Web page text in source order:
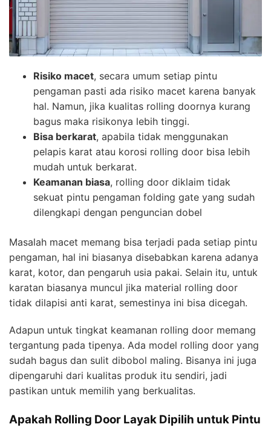
Risiko macet, secara umum setiap pintu
pengaman pasti ada risiko macet karena banyak
hal. Namun, jika kualitas rolling doornya kurang
bagus maka risikonya lebih tinggi.
Bisa berkarat, apabila tidak menggunakan
pelapis karat atau korosi rolling door bisa lebih
mudah untuk berkarat.
Keamanan biasa, rolling door diklaim tidak
sekuat pintu pengaman folding gate yang sudah
dilengkapi dengan penguncian dobel
Masalah macet memang bisa terjadi pada setiap pintu
pengaman, hal ini biasanya disebabkan karena adanya
karat, kotor, dan pengaruh usia pakai. Selain itu, untuk
karatan biasanya muncul jika material rolling door
tidak dilapisi anti karat, semestinya ini bisa dicegah.
Adapun untuk tingkat keamanan rolling door memang
tergantung pada tipenya. Ada model rolling door yang
sudah bagus dan sulit dibobol maling. Bisanya ini juga
dipengaruhi dari kualitas produk itu sendiri, jadi
pastikan untuk memilih yang berkualitas.
Apakah Rolling Door Layak Dipilih untuk Pintu